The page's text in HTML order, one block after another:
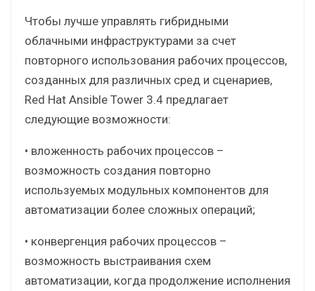
Чтобы лучше управлять гибридными
облачными инфраструктурами за счет
повторного использования рабочих процессов,
созданных для различных сред и сценариев,
Red Hat Ansible Tower 3.4 предлагает
следующие возможности:
• вложенность рабочих процессов –
возможность создания повторно
используемых модульных компонентов для
автоматизации более сложных операций;
• конвергенция рабочих процессов –
возможность выстраивания схем
автоматизации, когда продолжение исполнения